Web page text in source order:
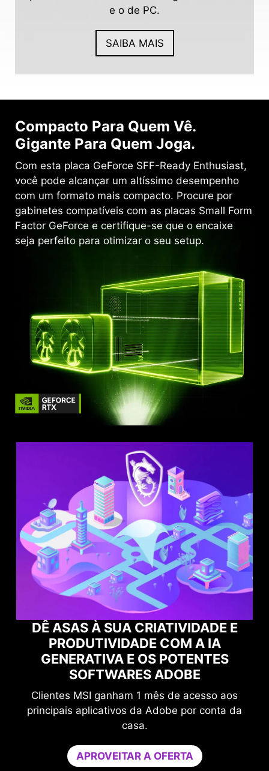
e o de PC.
SAIBA MAIS
Compacto Para Quem Vê.
Gigante Para Quem Joga.
Com esta placa GeForce SFF-Ready Enthusiast,
você pode alcançar um altíssimo desempenho
com um formato mais compacto. Procure por
gabinetes compatíveis com as placas Small Form
Factor GeForce e certifique-se que o encaixe
seja perfeito para otimizar o seu setup.
POTENCIALIZE SUA GAMEPLAY
COM O NORTON GAME OPTIMIZER
Aumente seu nível de proteção sem
comprometer o desempenho dos seus jogos.
O Game Optimizer dedica o poder de CPU
jogos, isolando aplicativos não essenciais em
um único núcleo da CPU. Potencialize o